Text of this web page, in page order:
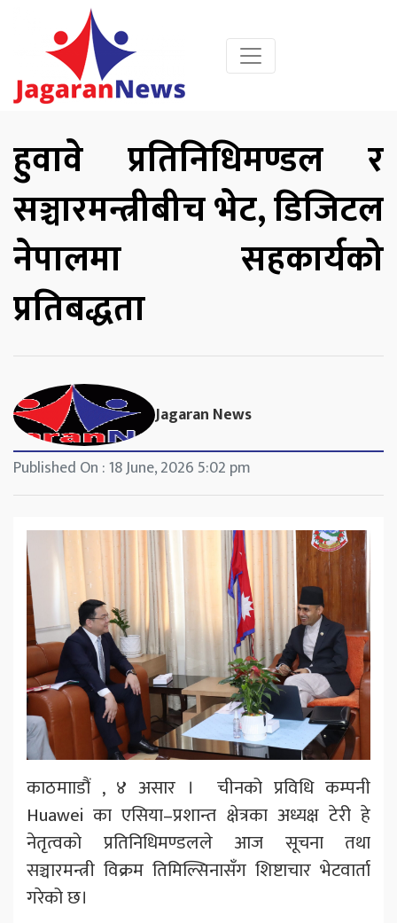
हुवावे प्रतिनिधिमण्डल र
सञ्चारमन्त्रीबीच भेट, डिजिटल
नेपालमा सहकार्यको
प्रतिबद्धता
Jagaran News
Published On : 18 June, 2026 5:02 pm
काठमााडौं , ४ असार । चीनको प्रविधि कम्पनी
Huawei का एसिया–प्रशान्त क्षेत्रका अध्यक्ष टेरी हे
नेतृत्वको प्रतिनिधिमण्डलले आज सूचना तथा
सञ्चारमन्त्री विक्रम तिमिल्सिनासँग शिष्टाचार भेटवार्ता
गरेको छ।